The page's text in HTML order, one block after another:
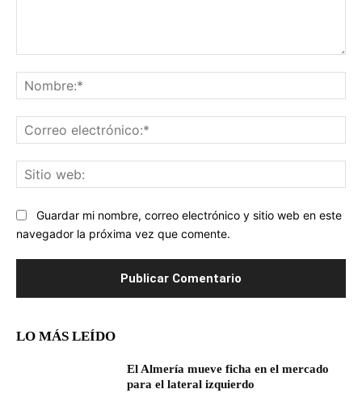
Guardar mi nombre, correo electrónico y sitio web en este
navegador la próxima vez que comente.
LO MÁS LEÍDO
El Almería mueve ficha en el mercado
para el lateral izquierdo